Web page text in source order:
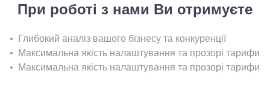
При роботі з нами Ви отримуєте
Глибокий аналіз вашого бізнесу та конкуренції
Максимальна якість налаштування та прозорі тарифи
Максимальна якість налаштування та прозорі тарифи